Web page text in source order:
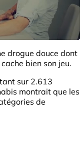
drogue douce dont
bien son jeu.
sur 2.613
montrait que les
de